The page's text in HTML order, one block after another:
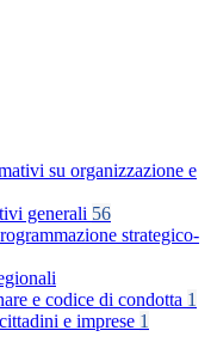
su organizzazione e
generali 56
strategico-
e codice di condotta 1
e imprese 1